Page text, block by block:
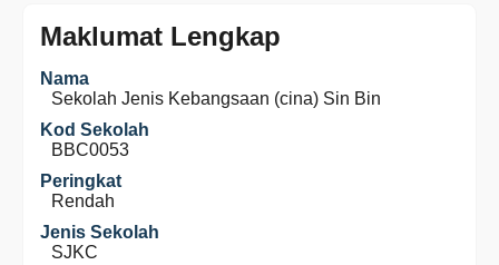
Maklumat Lengkap
Nama
Sekolah Jenis Kebangsaan (cina) Sin Bin
Kod Sekolah
BBC0053
Peringkat
Rendah
Jenis Sekolah
SJKC